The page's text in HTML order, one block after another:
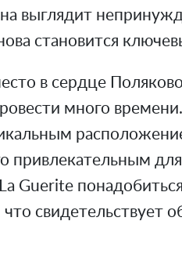
выглядит
становится
в сердце
много
привлекательным
Guerite
что свидетельствует